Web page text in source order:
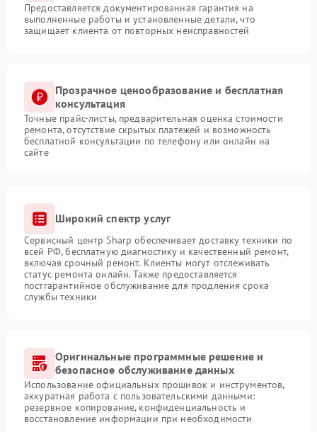
Предоставляется документированная гарантия на
выполненные работы и установленные детали, что
защищает клиента от повторных неисправностей
Прозрачное ценообразование и бесплатная
консультация
Точные прайс-листы, предварительная оценка стоимости
ремонта, отсутствие скрытых платежей и возможность
бесплатной консультации по телефону или онлайн на
сайте
Широкий спектр услуг
Сервисный центр Sharp обеспечивает доставку техники по
всей РФ, бесплатную диагностику и качественный ремонт,
включая срочный ремонт. Клиенты могут отслеживать
статус ремонта онлайн. Также предоставляется
постгарантийное обслуживание для продления срока
службы техники
Оригинальные программные решение и
безопасное обслуживание данных
Использование официальных прошивок и инструментов,
аккуратная работа с пользовательскими данными:
резервное копирование, конфиденциальность и
восстановление информации при необходимости